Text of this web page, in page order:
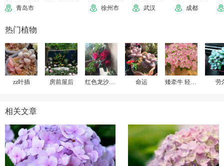
青岛市
徐州市
武汉
成都
热门植物
zz叶插 房前屋后 红色龙沙宝石 命运 矮牵牛 轻浪贝壳粉 劳
相关文章